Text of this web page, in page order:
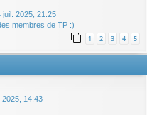
juil. 2025, 21:25
membres de TP :)
1 2 3 4 5
2025, 14:43